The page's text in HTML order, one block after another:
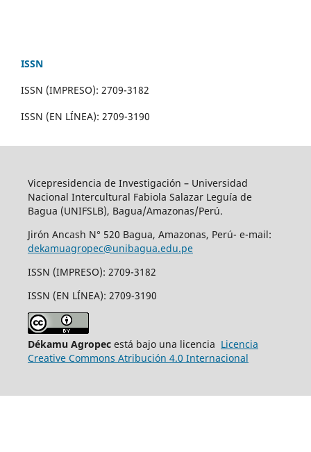
ISSN
ISSN (IMPRESO): 2709-3182
ISSN (EN LÍNEA): 2709-3190
Vicepresidencia de Investigación – Universidad
Nacional Intercultural Fabiola Salazar Leguía de
Bagua (UNIFSLB), Bagua/Amazonas/Perú.
Jirón Ancash N° 520 Bagua, Amazonas, Perú- e-mail:
dekamuagropec@unibagua.edu.pe
ISSN (IMPRESO): 2709-3182
ISSN (EN LÍNEA): 2709-3190
Dékamu Agropecestá bajo una licencia Licencia
Creative Commons Atribución 4.0 Internacional